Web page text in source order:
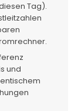
Tag).
und